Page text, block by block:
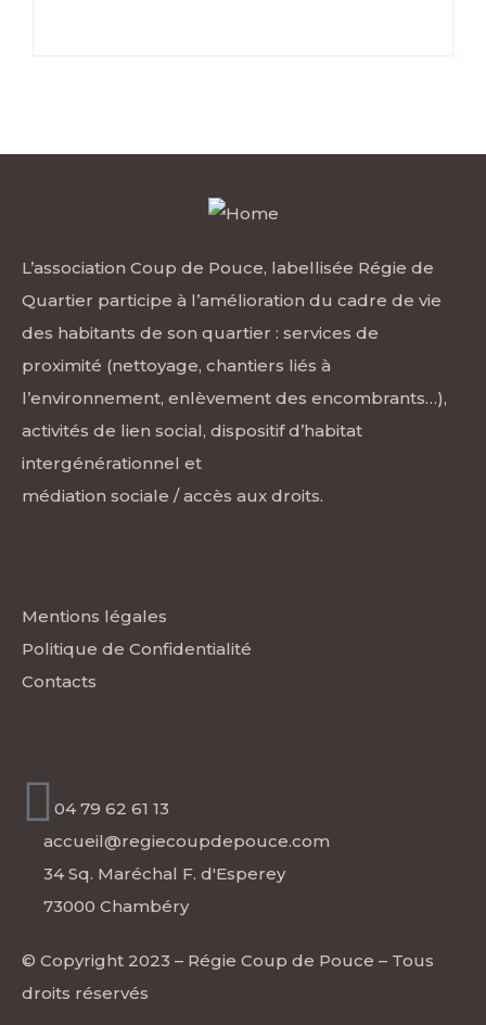
L’association Coup de Pouce, labellisée Régie de
Quartier participe à l’amélioration du cadre de vie
des habitants de son quartier : services de
proximité (nettoyage, chantiers liés à
l’environnement, enlèvement des encombrants…),
activités de lien social, dispositif d’habitat
intergénérationnel et
médiation sociale / accès aux droits.
Mentions légales
Politique de Confidentialité
Contacts
04 79 62 61 13
accueil@regiecoupdepouce.com
34 Sq. Maréchal F. d'Esperey
73000 Chambéry
© Copyright 2023 – Régie Coup de Pouce – Tous
droits réservés